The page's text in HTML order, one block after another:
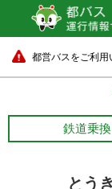
都営バスをご利用
鉄道乗換
とう